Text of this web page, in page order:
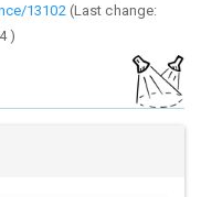
13102 (Last change:
)